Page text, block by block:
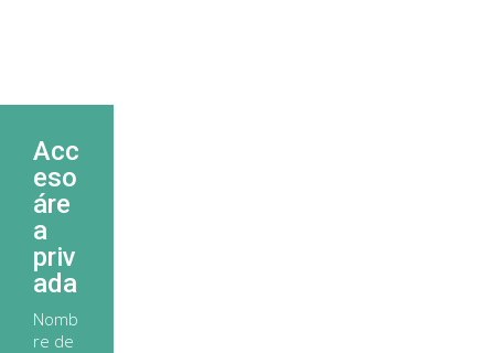
Acc
eso
áre
a
priv
ada
Nomb
re de